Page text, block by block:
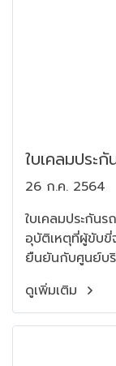
ใบเคลมประ
26 ก.ค. 2564
ใบเคลมประกัน
อุบัติเหตุที่ผู้ขับขี่
ยืนยันกับศูนย์บ
ดูเพิ่มเติม